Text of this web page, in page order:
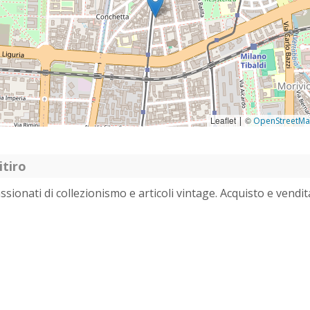
Leaflet | ©
di collezionismo e articoli vintage. Acquisto e